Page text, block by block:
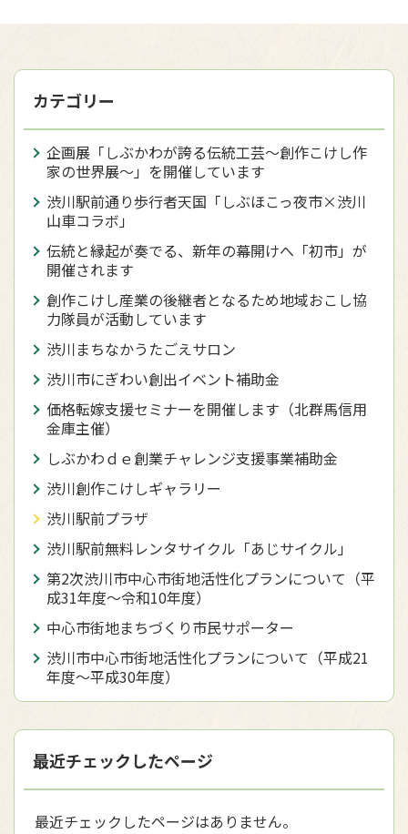
カテゴリー
企画展「しぶかわが誇る伝統工芸～創作こけし作
家の世界展～」を開催しています
渋川駅前通り歩行者天国「しぶほこっ夜市×渋川
山車コラボ」
伝統と縁起が奏でる、新年の幕開けへ「初市」が
開催されます
創作こけし産業の後継者となるため地域おこし協
力隊員が活動しています
渋川まちなかうたごえサロン
渋川市にぎわい創出イベント補助金
価格転嫁支援セミナーを開催します（北群馬信用
金庫主催）
しぶかわｄｅ創業チャレンジ支援事業補助金
渋川創作こけしギャラリー
渋川駅前プラザ
渋川駅前無料レンタサイクル「あじサイクル」
第2次渋川市中心市街地活性化プランについて（平
成31年度〜令和10年度）
中心市街地まちづくり市民サポーター
渋川市中心市街地活性化プランについて（平成21
年度〜平成30年度）
最近チェックしたページ
最近チェックしたページはありません。